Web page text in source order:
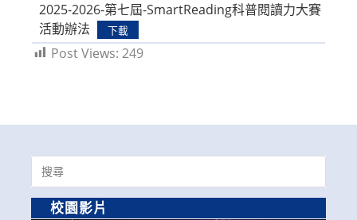
2025-2026-第七屆-SmartReading科普閱讀力大賽
活動辦法
下載
Post Views: 249
Search
for:
校園影片